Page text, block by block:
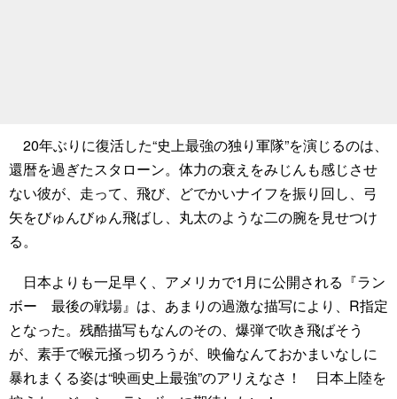
20年ぶりに復活した“史上最強の独り軍隊”を演じるのは、
還暦を過ぎたスタローン。体力の衰えをみじんも感じさせ
ない彼が、走って、飛び、どでかいナイフを振り回し、弓
矢をびゅんびゅん飛ばし、丸太のような二の腕を見せつけ
る。
日本よりも一足早く、アメリカで1月に公開される『ラン
ボー 最後の戦場』は、あまりの過激な描写により、R指定
となった。残酷描写もなんのその、爆弾で吹き飛ばそう
が、素手で喉元掻っ切ろうが、映倫なんておかまいなしに
暴れまくる姿は“映画史上最強”のアリえなさ！ 日本上陸を